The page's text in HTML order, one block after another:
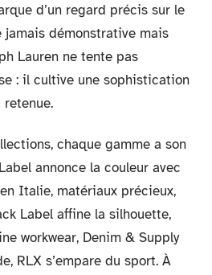
d’un regard précis sur le
jamais démonstrative mais
Lauren ne tente pas
: il cultive une sophistication
chaque gamme a son
annonce la couleur avec
Italie, matériaux précieux,
Label affine la silhouette,
workwear, Denim & Supply
RLX s’empare du sport. À